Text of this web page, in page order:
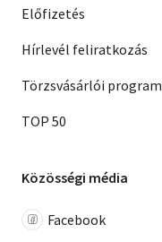
Előfizetés
Hírlevél feliratkozás
Törzsvásárlói program
TOP 50
Közösségi média
Facebook